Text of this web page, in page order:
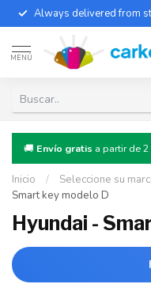
Always delivered from
MENÚ
🚚 Envío gratis a partir de
Inicio / Seleccione su
Smart key modelo D
Hyundai -